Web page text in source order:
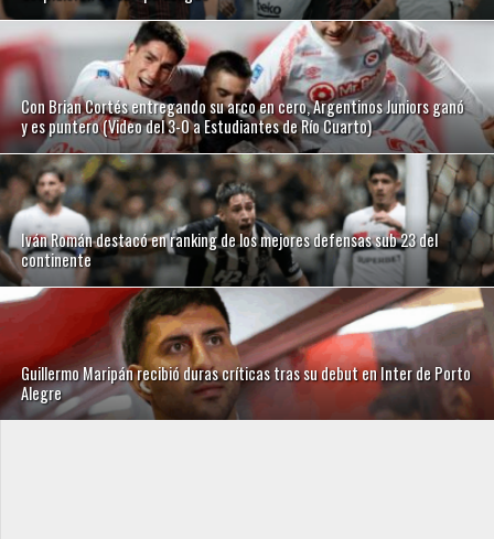
Con Brian Cortés entregando su arco en cero, Argentinos Juniors ganó
y es puntero (Video del 3-0 a Estudiantes de Río Cuarto)
Iván Román destacó en ranking de los mejores defensas sub 23 del
continente
Guillermo Maripán recibió duras críticas tras su debut en Inter de Porto
Alegre